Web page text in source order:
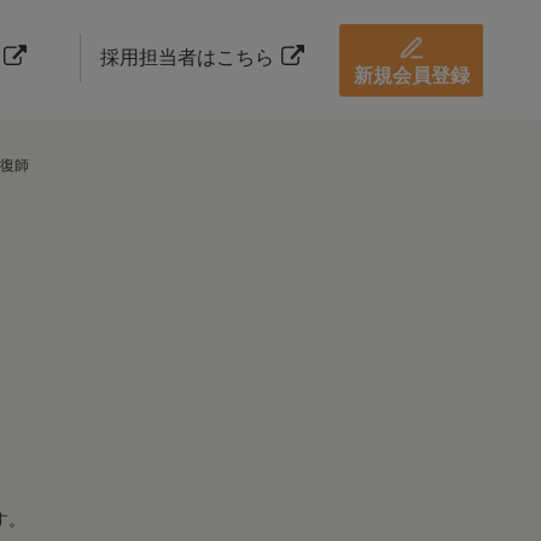
採用担当者はこちら
新規会員登録
師